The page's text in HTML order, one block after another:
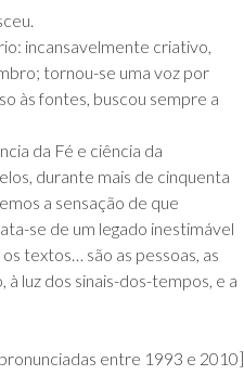
incansavelmente criativo,
tornou-se uma voz por
às fontes, buscou sempre a
da Fé e ciência da
durante mais de cinquenta
a sensação de que
se de um legado inestimável
textos… são as pessoas, as
luz dos sinais-dos-tempos, e a
entre 1993 e 2010]